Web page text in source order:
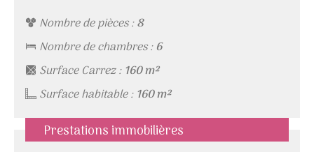
Nombre de pièces :8
Nombre de chambres :6
Surface Carrez :160 m²
Surface habitable :160 m²
Prestations immobilières